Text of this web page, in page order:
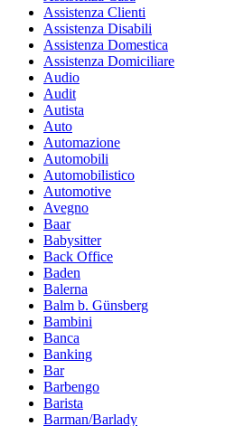
Assistenza Clienti
Assistenza Disabili
Assistenza Domestica
Assistenza Domiciliare
Audio
Audit
Autista
Auto
Automazione
Automobili
Automobilistico
Automotive
Avegno
Baar
Babysitter
Back Office
Baden
Balerna
Balm b. Günsberg
Bambini
Banca
Banking
Bar
Barbengo
Barista
Barman/Barlady